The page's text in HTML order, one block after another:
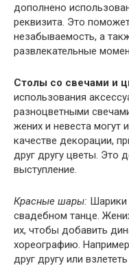
дополнено
реквизита. Это
незабываемость, а
развлекательные
Столы со свечами и
использования
разноцветными
жених и невеста могут
качестве декорации,
друг другу цветы. Это
выступление.
Красные шары: Шарики
свадебном танце.
их, чтобы добавить
хореографию.
друг другу или